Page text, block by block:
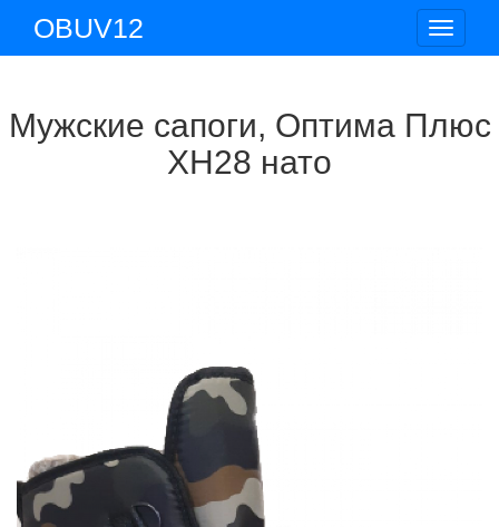
Toggle
OBUV12
Мужские сапоги, Оптима Плюс
ХН28 нато